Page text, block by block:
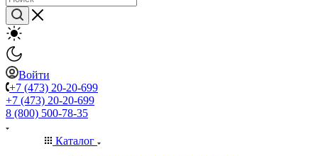
Войти
+7 (473) 20-20-699
+7 (473) 20-20-699
8 (800) 500-78-35
Каталог